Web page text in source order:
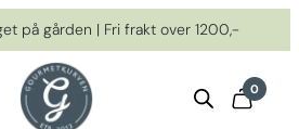
på gården | Fri frakt over 1200,-
0